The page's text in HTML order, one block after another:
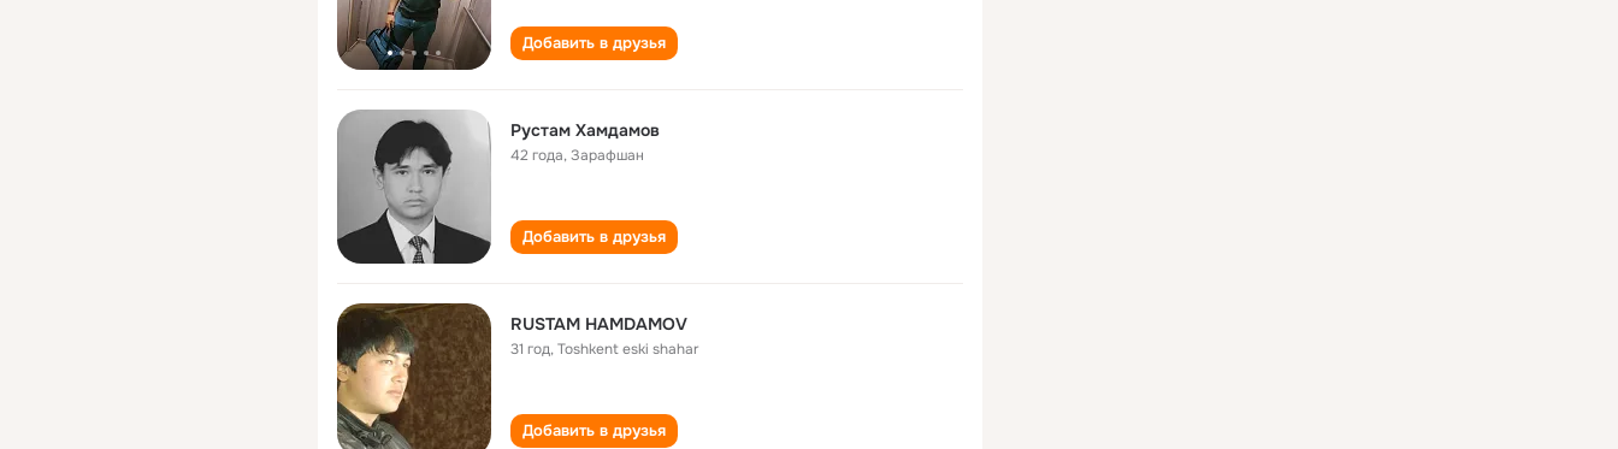
Добавить в друзья
Рустам Хамдамов
42 года,Зарафшан
Добавить в друзья
RUSTAM HAMDAMOV
31 год,Toshkent eski shahar
Добавить в друзья